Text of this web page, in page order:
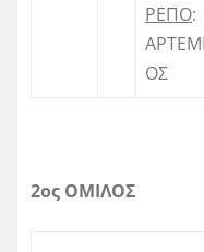
ΡΕΠΟ:
ΟΣ
2ος ΟΜΙΛΟΣ